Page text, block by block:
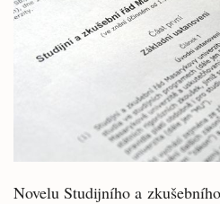
Novelu Studijního a